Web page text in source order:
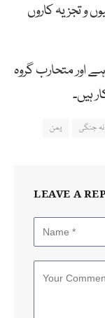
و تجزیہ کاروں
متحارب گروہ
ہیں۔
جنگی
یمن
LEAVE A